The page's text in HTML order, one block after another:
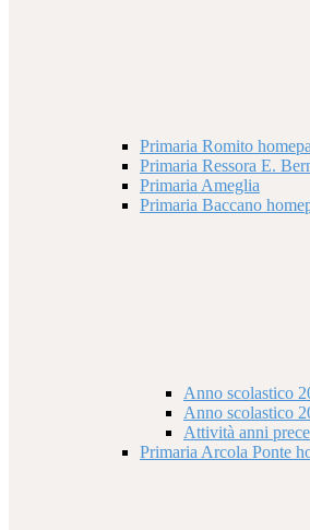
Primaria Romito
Primaria Ressora E.
Primaria Ameglia
Primaria Baccano
Anno scolastico
Anno scolastico
Attività anni
Primaria Arcola Ponte